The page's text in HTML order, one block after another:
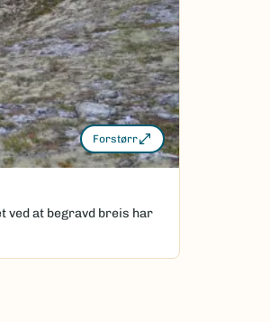
Forstørr
ved at begravd breis har